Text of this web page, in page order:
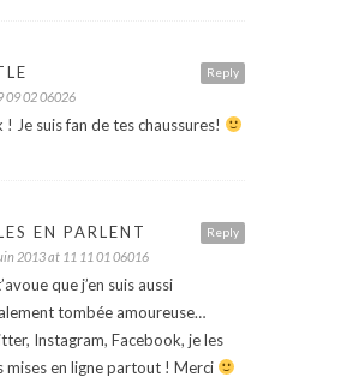
Reply
09 02 06026
Je suis fan de tes chaussures!
Reply
EN PARLENT
2013 at 11 11 01 06016
que j’en suis aussi
tombée amoureuse…
Instagram, Facebook, je les
mises en ligne partout ! Merci